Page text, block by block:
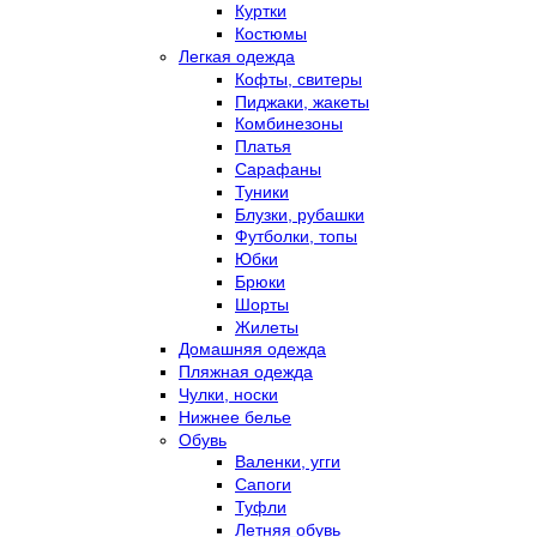
Куртки
Костюмы
Легкая одежда
Кофты, свитеры
Пиджаки, жакеты
Комбинезоны
Платья
Сарафаны
Туники
Блузки, рубашки
Футболки, топы
Юбки
Брюки
Шорты
Жилеты
Домашняя одежда
Пляжная одежда
Чулки, носки
Нижнее белье
Обувь
Валенки, угги
Сапоги
Туфли
Летняя обувь